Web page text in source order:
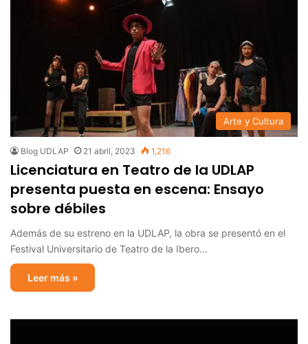
Arte y Cultura
Blog UDLAP 21 abril, 2023 1,216
Licenciatura en Teatro de la UDLAP
presenta puesta en escena: Ensayo
sobre débiles
Además de su estreno en la UDLAP, la obra se presentó en el
Festival Universitario de Teatro de la Ibero…
Leer más »